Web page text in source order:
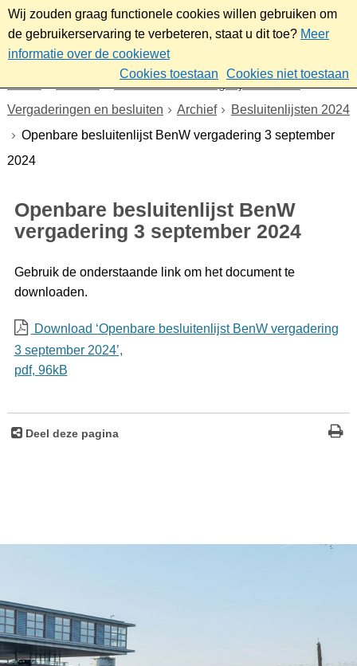
Wij zouden graag functionele cookies willen gebruiken om
de gebruikerservaring te verbeteren, staat u dit toe? Meer
informatie over de cookiewet
Cookies toestaan
Cookies niet toestaan
Gemeenteraad/Dagelijks bestuur
Vergaderingen en besluiten
Archief
Besluitenlijsten 2024
Openbare besluitenlijst BenW vergadering 3 september
2024
Openbare besluitenlijst BenW
vergadering 3 september 2024
Gebruik de onderstaande link om het document te
downloaden.
Download ‘Openbare besluitenlijst BenW vergadering
3 september 2024’,
pdf, 96kB
Deel deze pagina